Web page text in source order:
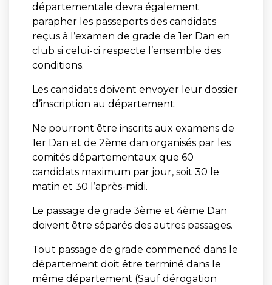
départementale devra également
parapher les passeports des candidats
reçus à l’examen de grade de 1er Dan en
club si celui-ci respecte l’ensemble des
conditions.
Les candidats doivent envoyer leur dossier
d’inscription au département.
Ne pourront être inscrits aux examens de
1er Dan et de 2ème dan organisés par les
comités départementaux que 60
candidats maximum par jour, soit 30 le
matin et 30 l’après-midi.
Le passage de grade 3ème et 4ème Dan
doivent être séparés des autres passages.
Tout passage de grade commencé dans le
département doit être terminé dans le
même département (Sauf dérogation